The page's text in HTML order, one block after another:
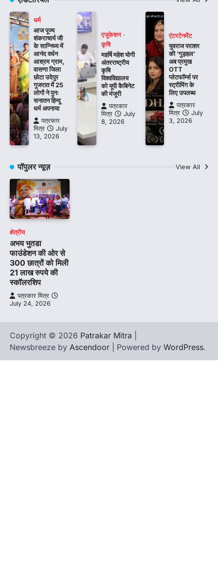
धर्म
आज पूज्य
शंकराचार्य जी
के सान्निध्य में
आनंद वर्धन
आश्रम ग्राम,
वासणा जिला
छोटा उदेपुर
गुजरात में 25
लोगों ने पुनः
सनातन हिन्दू
धर्म अपनाया
पत्रकार
मित्र
July
13, 2026
एजुकेशन
कृषि
महर्षि महेश योगी
अंतरराष्ट्रीय
कृषि
विश्वविद्यालय
को यूपी कैबिनेट
की मंजूरी
पत्रकार
मित्र
July
8, 2026
एंटरटेनमेंट
युवराज पराशर
की ‘गुड़हल’
अब प्रमुख
OTT
प्लेटफॉर्म्स पर
स्ट्रीमिंग के
लिए उपलब्ध
पत्रकार
मित्र
July
3, 2026
पॉपुलर न्यूज़ View All
क्षेत्रीय
अभय भुतडा
फाउंडेशन की ओर से
300 छात्रों को मिली
21 लाख रुपये की
स्कॉलरशिप
पत्रकार मित्र
July 24, 2026
Copyright © 2026 Patrakar Mitra
Newsbreeze by Ascendoor | Powered by WordPress.